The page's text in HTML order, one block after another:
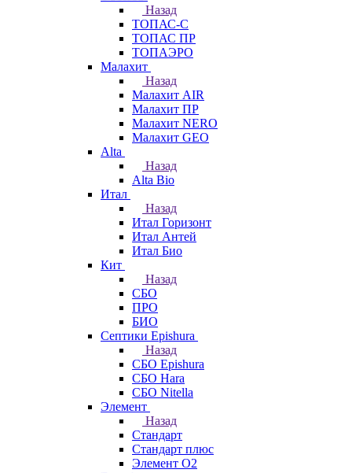
Назад
ТОПАС-С
ТОПАС ПР
ТОПАЭРО
Малахит
Назад
Малахит AIR
Малахит ПР
Малахит NERO
Малахит GEO
Alta
Назад
Alta Bio
Итал
Назад
Итал Горизонт
Итал Антей
Итал Био
Кит
Назад
СБО
ПРО
БИО
Септики Epishura
Назад
СБО Epishura
СБО Hara
СБО Nitella
Элемент
Назад
Стандарт
Стандарт плюс
Элемент О2